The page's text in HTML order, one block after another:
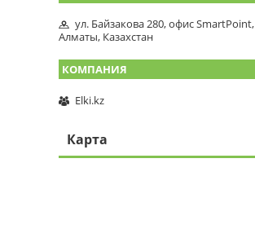
ул. Байзакова 280, офис SmartPoint,
Алматы, Казахстан
Elki.kz
Карта